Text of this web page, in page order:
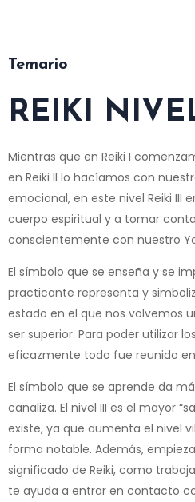
Temario
REIKI
Mientras que en Reiki I
en Reiki II lo hacíamos con
emocional, en este nivel Reiki III
cuerpo espiritual y a tomar
conscientemente con nuestro
El símbolo que se enseña y se
practicante representa y
estado en el que nos volvemos
ser superior. Para poder utilizar
eficazmente todo fue reunido
El símbolo que se aprende da
canaliza. El nivel III es el mayor
existe, ya que aumenta el nivel
forma notable. Además,
significado de Reiki, como
te ayuda a entrar en contacto